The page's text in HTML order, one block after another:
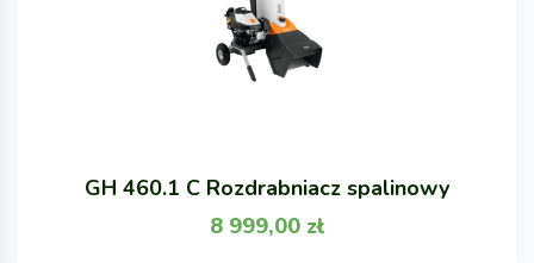
GH 460.1 C Rozdrabniacz spalinowy
8 999,00 zł